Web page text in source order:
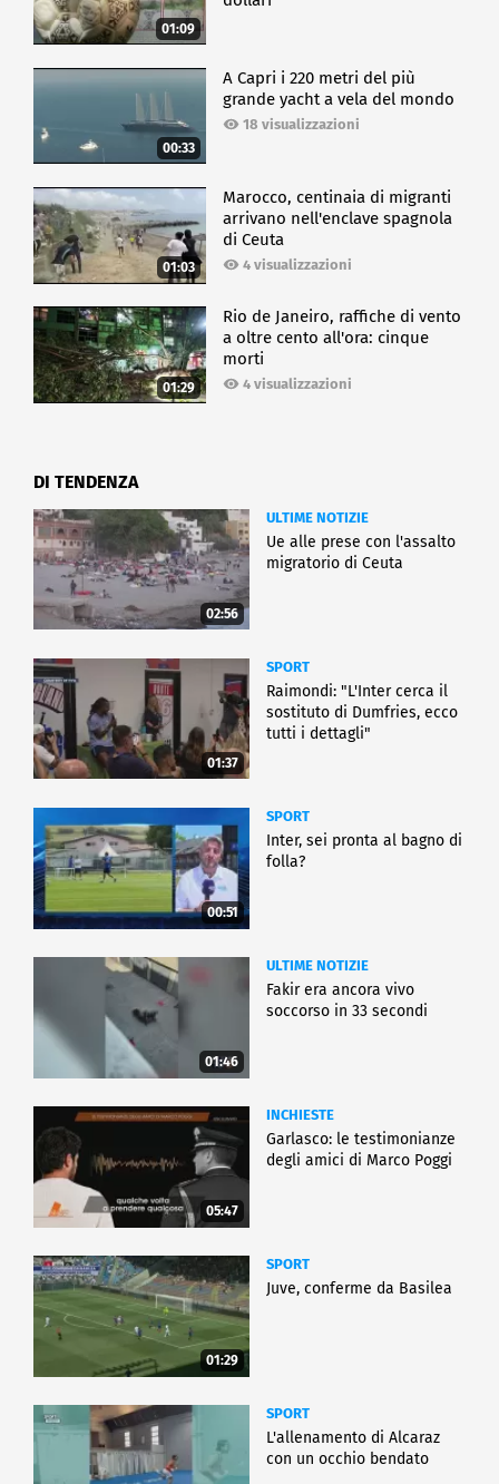
01:09
00:33
A Capri i 220 metri del più
grande yacht a vela del mondo
18 visualizzazioni
01:03
Marocco, centinaia di migranti
arrivano nell'enclave spagnola
di Ceuta
4 visualizzazioni
01:29
Rio de Janeiro, raffiche di vento
a oltre cento all'ora: cinque
morti
4 visualizzazioni
DI TENDENZA
02:56
ULTIME NOTIZIE
Ue alle prese con l'assalto
migratorio di Ceuta
01:37
SPORT
Raimondi: "L'Inter cerca il
sostituto di Dumfries, ecco
tutti i dettagli"
00:51
SPORT
Inter, sei pronta al bagno di
folla?
01:46
ULTIME NOTIZIE
Fakir era ancora vivo
soccorso in 33 secondi
05:47
INCHIESTE
Garlasco: le testimonianze
degli amici di Marco Poggi
01:29
SPORT
Juve, conferme da Basilea
SPORT
L'allenamento di Alcaraz
con un occhio bendato